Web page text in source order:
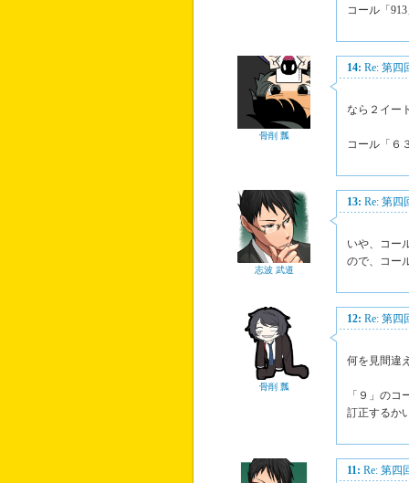
コール「
骨削 瓢
14: Re: 第四
なら２イー
コール「６
志波 武道
13: Re: 第四
いや、コー
ので、コー
骨削 瓢
12: Re: 第四
何を見間違
「９」の
訂正するか
11: Re: 第四